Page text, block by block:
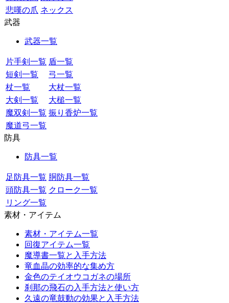
悲嘆の爪 ネックス
武器
武器一覧
片手剣一覧 盾一覧
短剣一覧
弓一覧
杖一覧
大杖一覧
大剣一覧
大槌一覧
魔双剣一覧 振り香炉一覧
魔道弓一覧
防具
防具一覧
足防具一覧 胴防具一覧
頭防具一覧 クローク一覧
リング一覧
素材・アイテム
素材・アイテム一覧
回復アイテム一覧
魔導書一覧と入手方法
竜血晶の効率的な集め方
金色のテイオウコガネの場所
刹那の飛石の入手方法と使い方
久遠の竜鼓動の効果と入手方法